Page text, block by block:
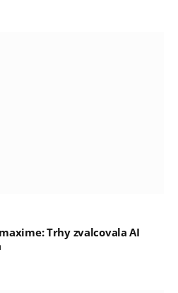
Trhy zvalcovala AI